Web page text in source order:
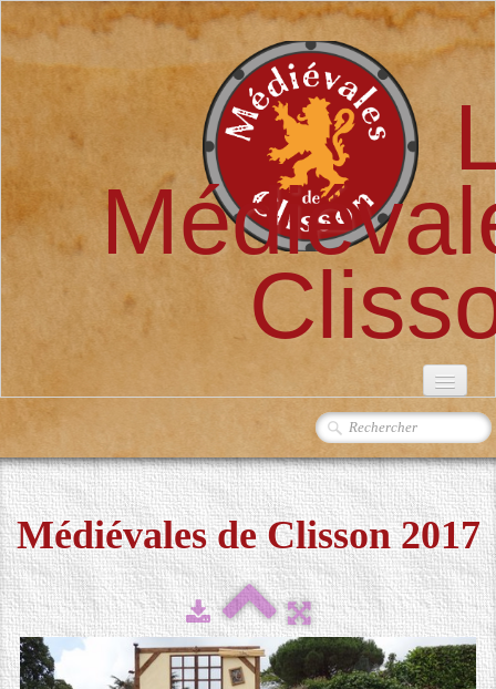
L'ASSOCIATION▼
FESTIVAL 2026▼
MÉDIAS▼
CONTACT
Médiévales de Clisson 2017